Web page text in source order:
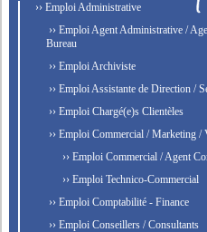
›› Emploi Administrative
›› Emploi Agent Administrative /
Bureau
›› Emploi Archiviste
›› Emploi Assistante de Direction /
›› Emploi Chargé(e)s Clientèles
›› Emploi Commercial / Marketing /
›› Emploi Commercial / Agent
›› Emploi Technico-Commercial
›› Emploi Comptabilité - Finance
›› Emploi Conseillers / Consultants